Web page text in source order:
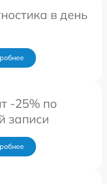
в день
-25% по
записи